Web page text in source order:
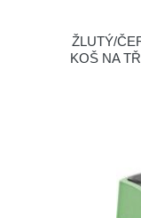
ŽLUTÝ/
KOŠ NA